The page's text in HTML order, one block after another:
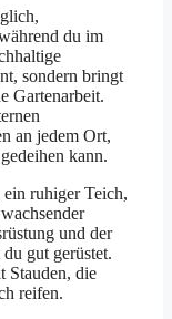
du im
sondern bringt
Gartenarbeit.
an jedem Ort,
kann.
ruhiger Teich,
und der
gut gerüstet.
Stauden, die
reifen.